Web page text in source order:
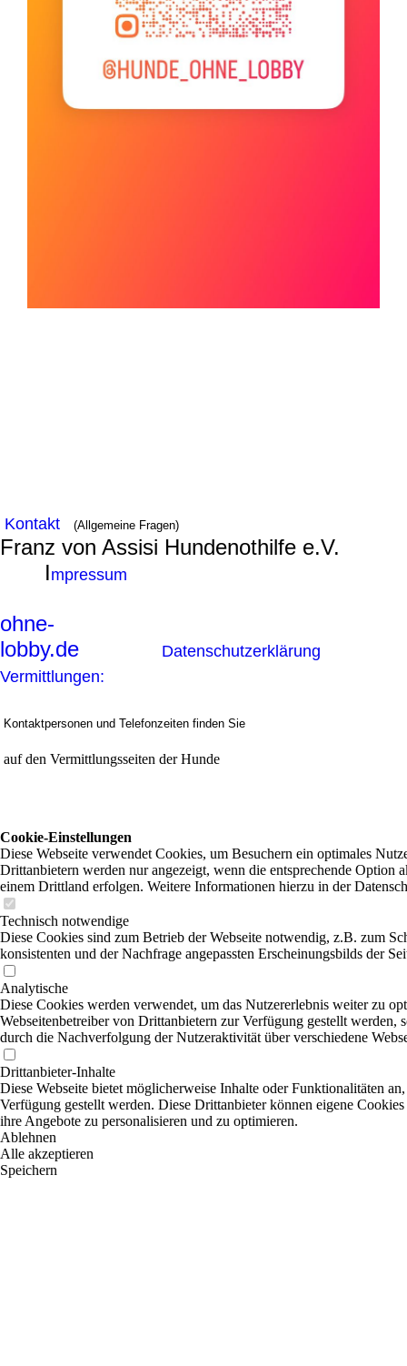
Kontakt (Allgemeine Fragen)
Franz von Assisi Hundenothilfe e.V.
Impressum
ohne-
lobby.de
Datenschutzerklärung
Vermittlungen:
Kontaktpersonen und Telefonzeiten finden Sie
auf den Vermittlungsseiten der Hunde
Cookie-Einstellungen
Diese Webseite verwendet Cookies, um Besuchern ein optimales
Drittanbietern werden nur angezeigt, wenn die entsprechende Option
einem Drittland erfolgen. Weitere Informationen hierzu in der
Technisch notwendige
Diese Cookies sind zum Betrieb der Webseite notwendig, z.B. zum
konsistenten und der Nachfrage angepassten Erscheinungsbilds der
Analytische
Diese Cookies werden verwendet, um das Nutzererlebnis weiter zu
Webseitenbetreiber von Drittanbietern zur Verfügung gestellt werden,
durch die Nachverfolgung der Nutzeraktivität über verschiedene
Drittanbieter-Inhalte
Diese Webseite bietet möglicherweise Inhalte oder Funktionalitäten
Verfügung gestellt werden. Diese Drittanbieter können eigene
ihre Angebote zu personalisieren und zu optimieren.
Ablehnen
Alle akzeptieren
Speichern